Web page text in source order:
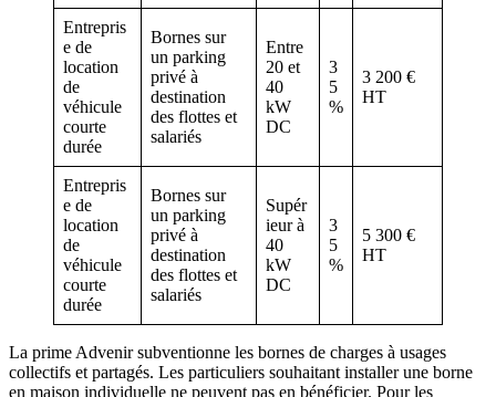
Entrepris
e de
location
de
véhicule
courte
durée
Bornes sur
un parking
privé à
destination
des flottes et
salariés
Entre
20 et
40
kW
DC
3
5
%
3 200 €
HT
Entrepris
e de
location
de
véhicule
courte
durée
Bornes sur
un parking
privé à
destination
des flottes et
salariés
Supér
ieur à
40
kW
DC
3
5
%
5 300 €
HT
La prime Advenir subventionne les bornes de charges à usages
collectifs et partagés. Les particuliers souhaitant installer une borne
en maison individuelle ne peuvent pas en bénéficier. Pour les